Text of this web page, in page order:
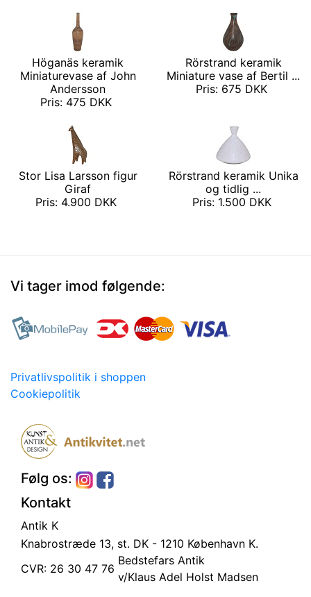
Höganäs keramik
Miniaturevase af John
Andersson
Pris: 475 DKK
Rörstrand keramik
Miniature vase af Bertil ...
Pris: 675 DKK
Stor Lisa Larsson figur
Giraf
Pris: 4.900 DKK
Rörstrand keramik Unika
og tidlig ...
Pris: 1.500 DKK
Vi tager imod følgende:
Privatlivspolitik i shoppen
Cookiepolitik
Følg os:
Kontakt
Antik K
Knabrostræde 13, st. DK - 1210 København K.
CVR: 26 30 47 76
Bedstefars Antik
v/Klaus Adel Holst Madsen